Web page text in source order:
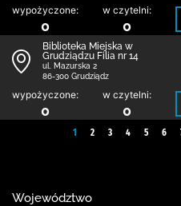
wypożyczone:
0
w czytelni:
0
Biblioteka Miejska w
Grudziądzu Filia nr 14
ul. Mazurska 2
86-300 Grudziądz
wypożyczone:
0
w czytelni:
0
1 2 3 4 5 6
Województwo